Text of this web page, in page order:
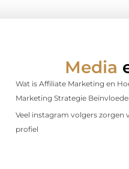
Media
Wat is Affiliate Marketing en
Marketing Strategie
Veel instagram volgers zorgen
profiel